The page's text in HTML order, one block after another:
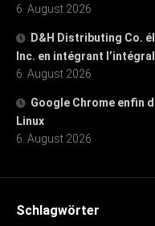
6. August 2026
D&H Distributing Co.
Inc. en intégrant
6. August 2026
Google Chrome enfin
Linux
6. August 2026
Schlagwörter